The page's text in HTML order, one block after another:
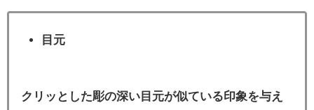
目元
クリッとした彫の深い目元が似ている印象を与え